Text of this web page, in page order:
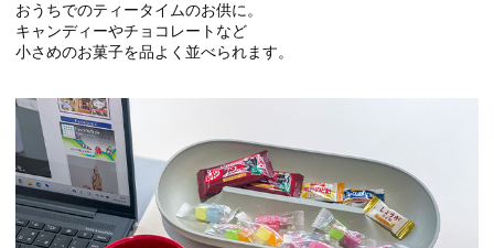
おうちでのティータイムのお供に。
キャンディーやチョコレートなど
小さめのお菓子を品よく並べられます。